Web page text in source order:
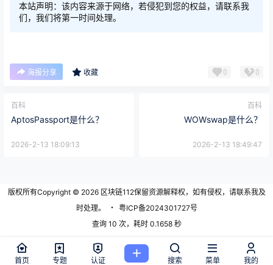
本站声明：该内容来源于网络，若侵犯到您的权益，请联系我
们，我们将第一时间处理。
海报分享 收藏 0 0
百科
AptosPassport是什么？
2026-2-13 18:09:13
百科
WOWswap是什么？
2026-2-13 18:49:47
版权所有Copyright © 2026区块链112保留资源解释权，如有侵权，请联系我及
时处理。
・ 粤ICP备2024301727号
查询 10 次，耗时 0.1658 秒
首页 专题 认证 搜索 菜单 我的